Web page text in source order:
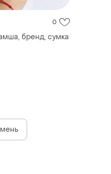
0
бренд, сумка